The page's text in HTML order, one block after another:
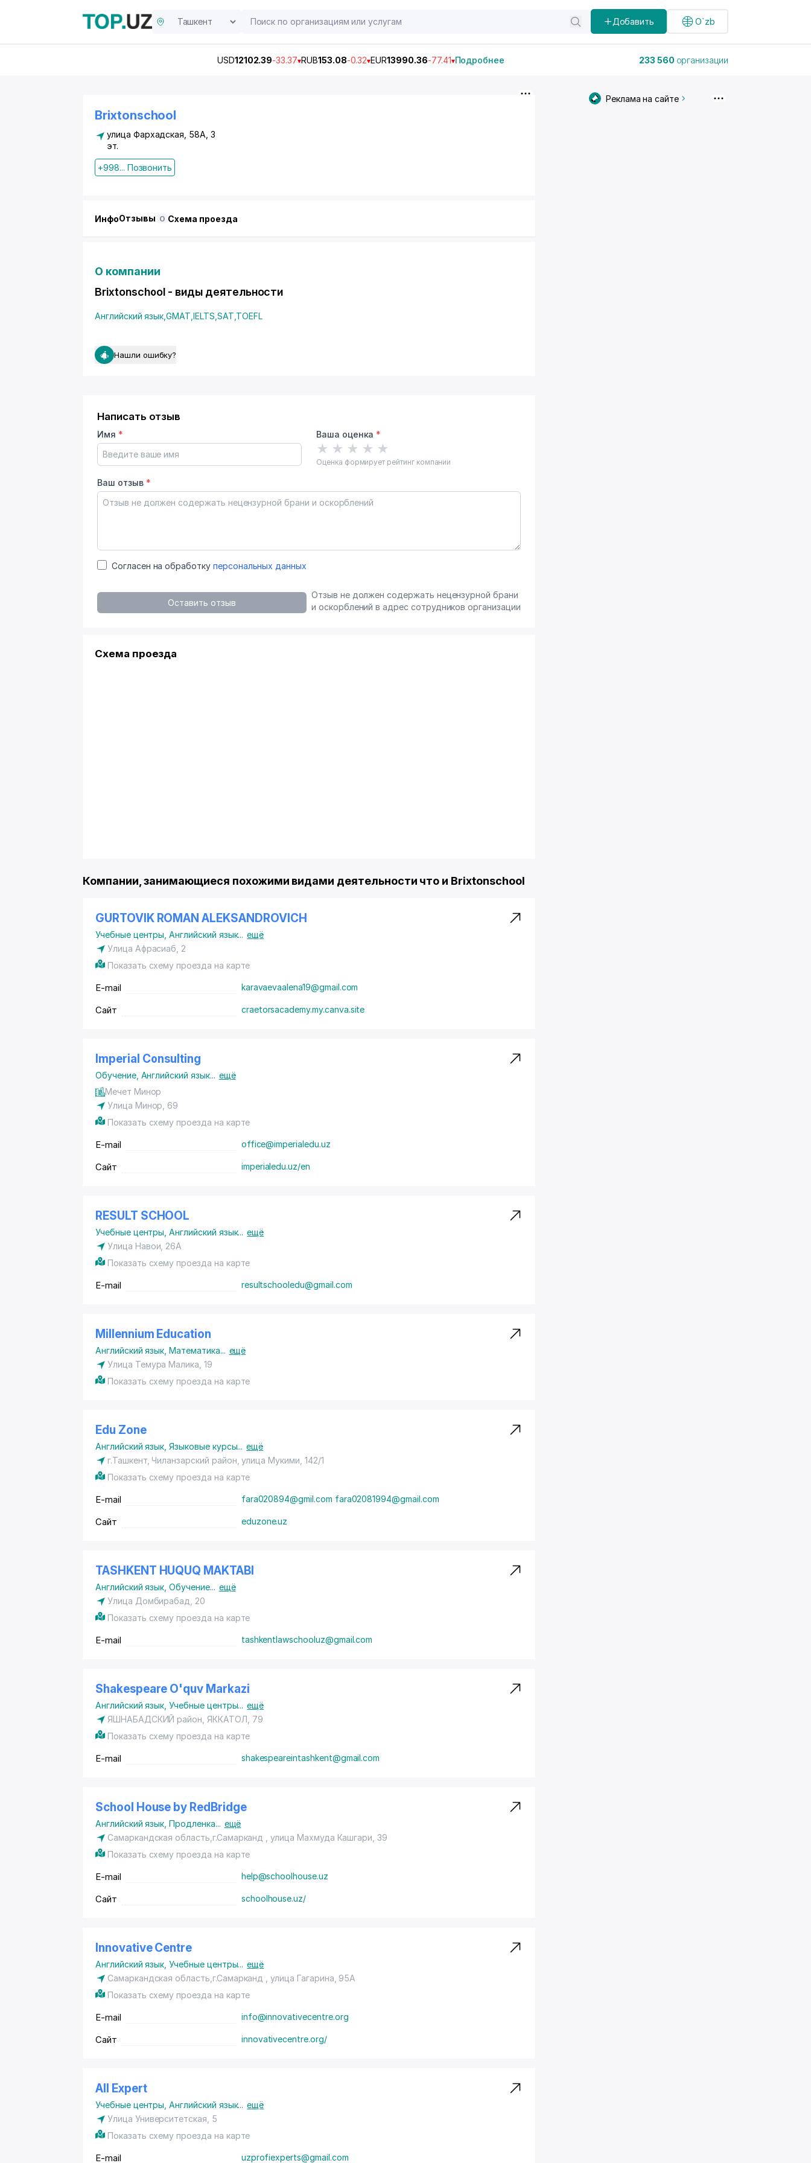
Добавить O`zb
USD12102.39-33.37 RUB153.08-0.32 EUR13990.36-77.41 Подробнее 233 560 организации
Brixtonschool
улица Фархадская, 58А, 3
эт.
+998... Позвонить
ИнфоОтзывы 0 Схема проезда
О компании
Brixtonschool - виды деятельности
Английский язык ,GMAT IELTS SAT TOEFL
Нашли ошибку?
Написать отзыв
Имя * Ваша оценка *
★ ★ ★ ★ ★
Оценка формирует рейтинг компании
Ваш отзыв *
Согласен на обработку персональных данных
Оставить отзыв
Отзыв не должен содержать нецензурной брани
и оскорблений в адрес сотрудников организации
Схема проезда
Компании, занимающиеся похожими видами деятельности что и Brixtonschool
GURTOVIK ROMAN ALEKSANDROVICH
Учебные центры ,Английский язык... ещё
Улица Афрасиаб, 2
Показать схему проезда на карте
E-mail karavaevaalena19@gmail.com
Сайт craetorsacademy.my.canva.site
Imperial Consulting
Обучение, Английский язык... ещё
Мечет Минор
Улица Минор, 69
Показать схему проезда на карте
E-mail office@imperialedu.uz
Сайт imperialedu.uz/en
RESULT SCHOOL
Учебные центры ,Английский язык... ещё
Улица Навои, 26А
Показать схему проезда на карте
E-mail resultschooledu@gmail.com
Millennium Education
Английский язык ,Математика... ещё
Улица Темура Малика, 19
Показать схему проезда на карте
Edu Zone
Английский язык ,Языковые курсы... ещё
г.Ташкент, Чиланзарский район , улица Мукими, 142/1
Показать схему проезда на карте
E-mail fara020894@gmil.com fara02081994@gmail.com
Сайт eduzone.uz
TASHKENT HUQUQ MAKTABI
Английский язык ,Обучение... ещё
Улица Домбирабад, 20
Показать схему проезда на карте
E-mail tashkentlawschooluz@gmail.com
Shakespeare O'quv Markazi
Английский язык ,Учебные центры... ещё
ЯШНАБАДСКИЙ район , ЯККАТОЛ, 79
Показать схему проезда на карте
E-mail shakespeareintashkent@gmail.com
School House by RedBridge
Английский язык ,Продленка... ещё
Самаркандская область,г.Самарканд , улица Махмуда Кашгари, 39
Показать схему проезда на карте
E-mail help@schoolhouse.uz
Сайт schoolhouse.uz/
Innovative Centre
Английский язык ,Учебные центры... ещё
Самаркандская область,г.Самарканд , улица Гагарина, 95А
Показать схему проезда на карте
E-mail info@innovativecentre.org
Сайт innovativecentre.org/
All Expert
Учебные центры ,Английский язык... ещё
Улица Университетская, 5
Показать схему проезда на карте
E-mail uzprofiexperts@gmail.com
Реклама на сайте